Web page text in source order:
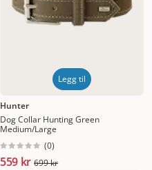
Legg til
Hunter
Dog Collar Hunting Green
Medium/Large
(0)
559 kr 699 kr